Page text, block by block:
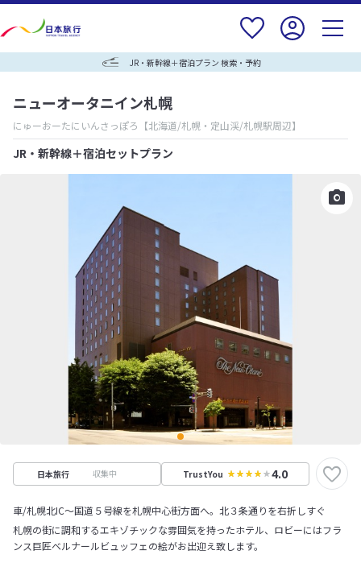
JR・新幹線＋宿泊プラン 検索・予約
ニューオータニイン札幌
にゅーおーたにいんさっぽろ 【北海道/札幌・定山渓/札幌駅周辺】
JR・新幹線＋宿泊セットプラン
日本旅行 収集中 TrustYou 4.0
車/札幌北IC～国道５号線を札幌中心街方面へ。北３条通りを右折しすぐ
札幌の街に調和するエキゾチックな雰囲気を持ったホテル、ロビーにはフラ
ンス巨匠ベルナールビュッフェの絵がお出迎え致します。